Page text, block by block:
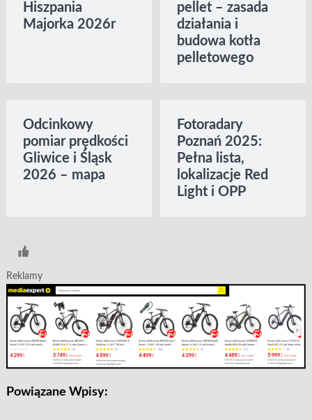
Hiszpania
Majorka 2026r
pellet – zasada
działania i
budowa kotła
pelletowego
Odcinkowy
pomiar prędkości
Gliwice i Śląsk
2026 – mapa
Fotoradary
Poznań 2025:
Pełna lista,
lokalizacje Red
Light i OPP
Reklamy
Powiązane Wpisy: